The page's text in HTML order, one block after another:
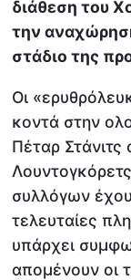
διάθεση του
την
στάδιο της
Οι
κοντά στην
Πέταρ Στάνιτς
συλλόγων
τελευταίες
υπάρχει
απομένουν οι